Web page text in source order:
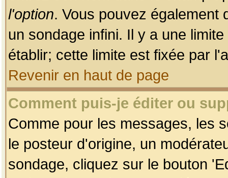
l'option. Vous pouvez également
un sondage infini. Il y a une
établir; cette limite est fixée par
Revenir en haut de page
Comment puis-je éditer ou
Comme pour les messages, les
le posteur d'origine, un
sondage, cliquez sur le bouton